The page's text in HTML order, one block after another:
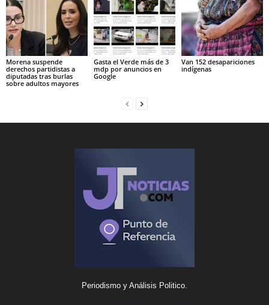
Morena suspende
derechos partidistas a
diputadas tras burlas
sobre adultos mayores
Gasta el Verde más de 3
mdp por anuncios en
Google
Van 152 desapariciones
indígenas
Periodismo y Análisis Politico.